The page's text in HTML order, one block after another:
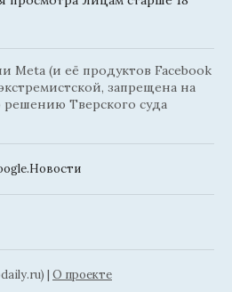
Meta (и её продуктов Facebook
запрещена на
Тверского суда
| О проекте